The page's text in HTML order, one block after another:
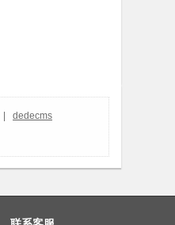
dedecms